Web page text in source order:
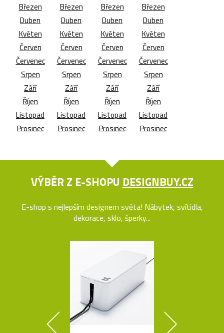
Březen
Duben
Květen
Červen
Červenec
Srpen
Září
Říjen
Listopad
Prosinec
Březen
Duben
Květen
Červen
Červenec
Srpen
Září
Říjen
Listopad
Prosinec
Březen
Duben
Květen
Červen
Červenec
Srpen
Září
Říjen
Listopad
Prosinec
Březen
Duben
Květen
Červen
Červenec
Srpen
Září
Říjen
Listopad
Prosinec
VÝBĚR Z E-SHOPU DESIGNBUY.CZ
E-shop s nejlepším designem světa! Nábytek, svítidla,
dekorace, sklo, šperky...